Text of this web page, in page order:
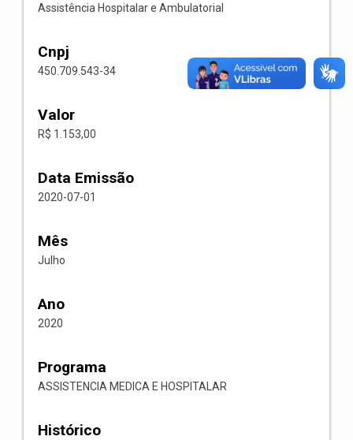
Assistência Hospitalar e Ambulatorial
Cnpj
450.709.543-34
Valor
R$ 1.153,00
Data Emissão
2020-07-01
Mês
Julho
Ano
2020
Programa
ASSISTENCIA MEDICA E HOSPITALAR
Histórico